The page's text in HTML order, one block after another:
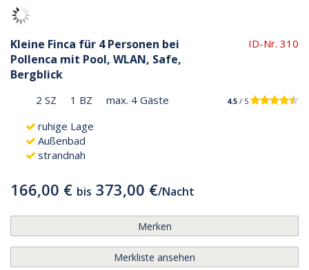
Kleine Finca für 4 Personen bei
Pollenca mit Pool, WLAN, Safe,
Bergblick
ID-Nr. 310
2 SZ 1 BZ max. 4 Gäste 4.5 / 5
ruhige Lage
Außenbad
strandnah
166,00 € bis 373,00 €/Nacht
Merken
Merkliste ansehen